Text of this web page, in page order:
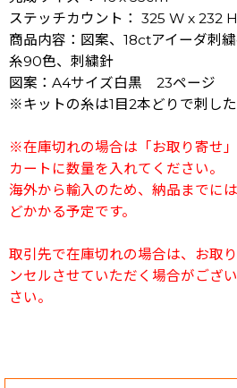
ステッチカウント： 325 W x 232 H
商品内容：図案、18ctアイーダ刺
糸90色、刺繍針
図案：A4サイズ白黒 23ページ
※キットの糸は1目2本どりで刺した
※在庫切れの場合は「お取り寄せ」
カートに数量を入れてください。
海外から輸入のため、納品までに
どかかる予定です。
取引先で在庫切れの場合は、お取
ンセルさせていただく場合がござ
さい。